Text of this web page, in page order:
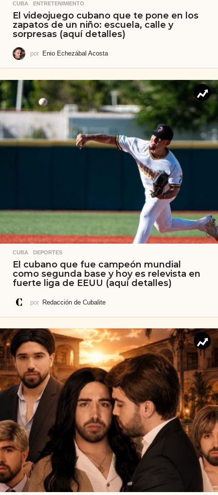
CUBA ,ENTRETENIMIENTO
El videojuego cubano que te pone en los
zapatos de un niño: escuela, calle y
sorpresas (aquí detalles)
por Enio Echezábal Acosta
CUBA ,DEPORTES
El cubano que fue campeón mundial
como segunda base y hoy es relevista en
fuerte liga de EEUU (aquí detalles)
por Redacción de Cubalite